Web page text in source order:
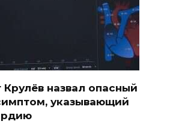
назвал опасный
указывающий